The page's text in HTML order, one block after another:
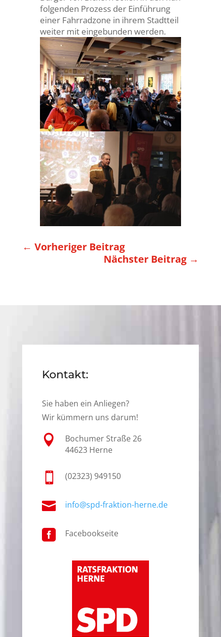
folgenden Prozess der Einführung
einer Fahrradzone in ihrem Stadtteil
weiter mit eingebunden werden.
← Vorheriger Beitrag
Nächster Beitrag →
Kontakt:
Sie haben ein Anliegen?
Wir kümmern uns darum!

Bochumer Straße 26
44623 Herne
 (02323) 949150
 info@spd-fraktion-herne.de
 Facebookseite